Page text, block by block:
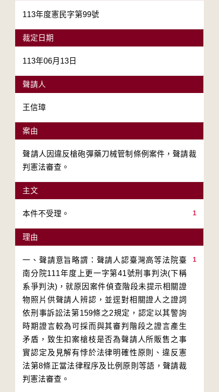
113年度憲民字第99號
裁定日期
113年06月13日
聲請人
王信璋
案由
聲請人因違反槍砲彈藥刀械管制條例案件，聲請裁
判憲法審查。
主文
1
本件不受理。
理由
1
一、聲請意旨略謂：聲請人認臺灣高等法院臺
南分院111年度上更一字第41號刑事判決(下稱
系爭判決)，就原因案件偵查階段未提示相關證
物照片供聲請人辨認，並逕對相關證人之證詞
依刑事訴訟法第159條之2規定，認定以其警詢
時期證言較為可採而與其審判階段之證言產生
矛盾，致生扣案槍枝是否為聲請人所販售之事
實認定及見解有悖於法律明確性原則、違反憲
法第8條正當法律程序及比例原則等語，聲請裁